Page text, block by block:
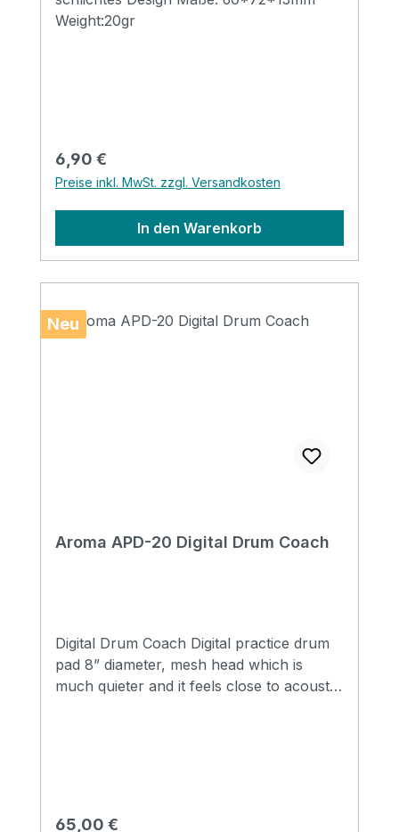
Weight:20gr
Regulärer Preis:
6,90 €
Preise inkl. MwSt. zzgl. Versandkosten
In den Warenkorb
Neu
Aroma APD-20 Digital Drum Coach
Digital Drum Coach Digital practice drum
pad 8” diameter, mesh head which is
much quieter and it feels close to acoustic
availabel for three modes Chinese and
Regulärer Preis:
65,00 €